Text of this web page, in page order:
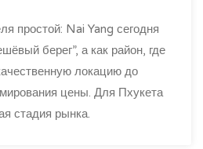
простой: Nai Yang сегодня
берег”, а как район, где
локацию до
цены. Для Пхукета
стадия рынка.